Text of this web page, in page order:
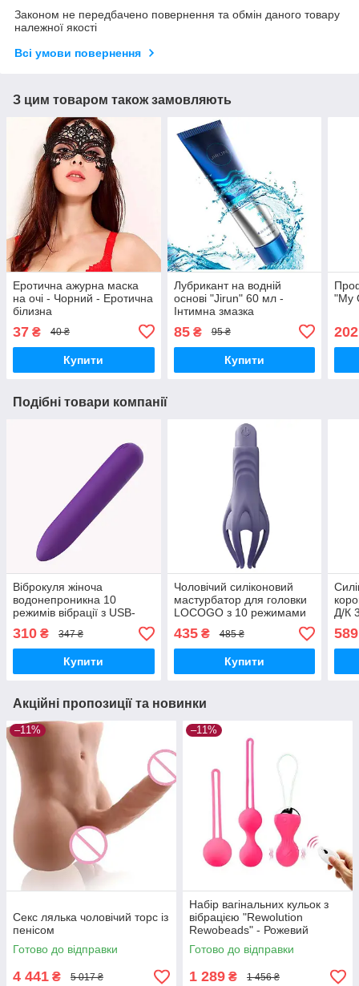
Законом не передбачено повернення та обмін даного товару
належної якості
Всі умови повернення
З цим товаром також замовляють
Еротична ажурна маска
на очі - Чорний - Еротична
білизна
37 ₴ 40 ₴
Купити
Лубрикант на водній
основі "Jirun" 60 мл -
Інтимна змазка
85₴ 95 ₴
Купити
"My
202
Подібні товари компанії
Віброкуля жіноча
водонепроникна 10
режимів вібрації з USB-
зарядкою Фіолетова
310 ₴ 347 ₴
Купити
Чоловічий силіконовий
мастурбатор для головки
LOCOGO з 10 режимами
вібрації USB Фіолетовий
435₴ 485 ₴
Купити
Д/К
—
589
Акційні пропозиції та новинки
–11%
Секс лялька чоловічий торс із
пенісом
Готово до відправки
4 441 ₴ 5 017 ₴
–11%
Набір вагінальних кульок з
вібрацією "Rewolution
Rewobeads" - Рожевий
Готово до відправки
1 289 ₴ 1 456 ₴